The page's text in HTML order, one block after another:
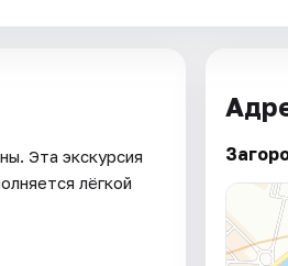
Эта экскурсия
лёгкой